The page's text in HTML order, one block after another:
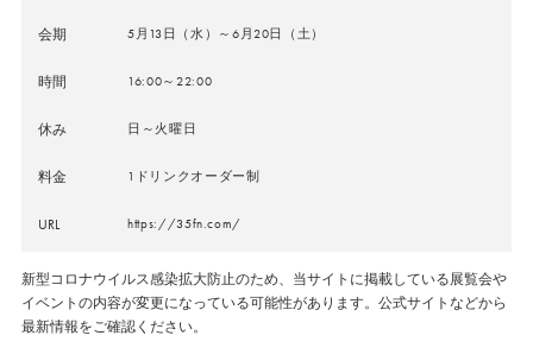
会期 5月13日（水）～6月20日（土）
時間 16:00～22:00
休み 日～火曜日
料金 1ドリンクオーダー制
URL https://35fn.com/
新型コロナウイルス感染拡大防止のため、当サイトに掲載している展覧会や
イベントの内容が変更になっている可能性があります。公式サイトなどから
最新情報をご確認ください。